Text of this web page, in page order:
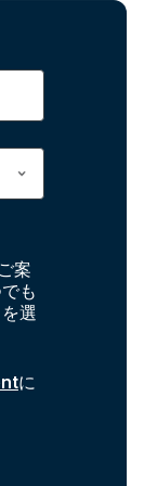
案
も
選
に